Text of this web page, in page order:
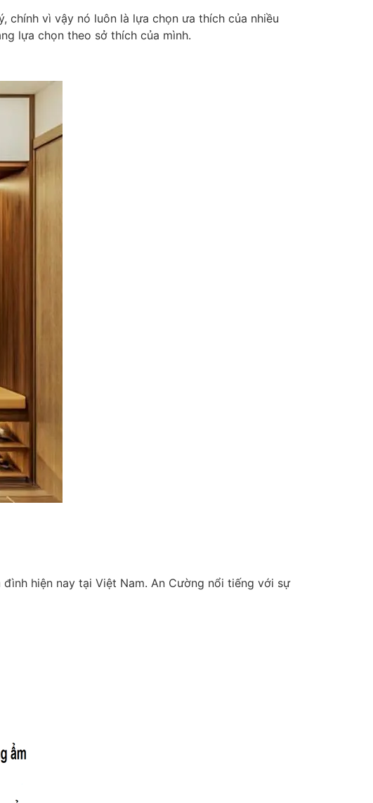
chính vì vậy nó luôn là lựa chọn ưa thích của nhiều
lựa chọn theo sở thích của mình.
hiện nay tại Việt Nam. An Cường nổi tiếng với sự